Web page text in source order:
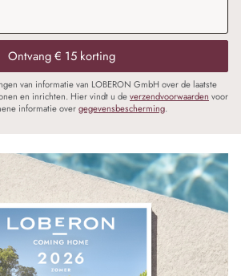
Ontvang € 15 korting
van informatie van LOBERON GmbH over de laatste
en inrichten. Hier vindt u deverzendvoorwaarden voor
informatie overgegevensbescherming.